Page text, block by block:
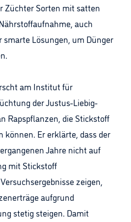
Züchter Sorten mit satten
auch
smarte Lösungen, um Dünger
am Institut für
der Justus-Liebig-
Rapspflanzen, die Stickstoff
können. Er erklärte, dass der
Jahre nicht auf
mit Stickstoff
zeigen,
aufgrund
stetig steigen. Damit